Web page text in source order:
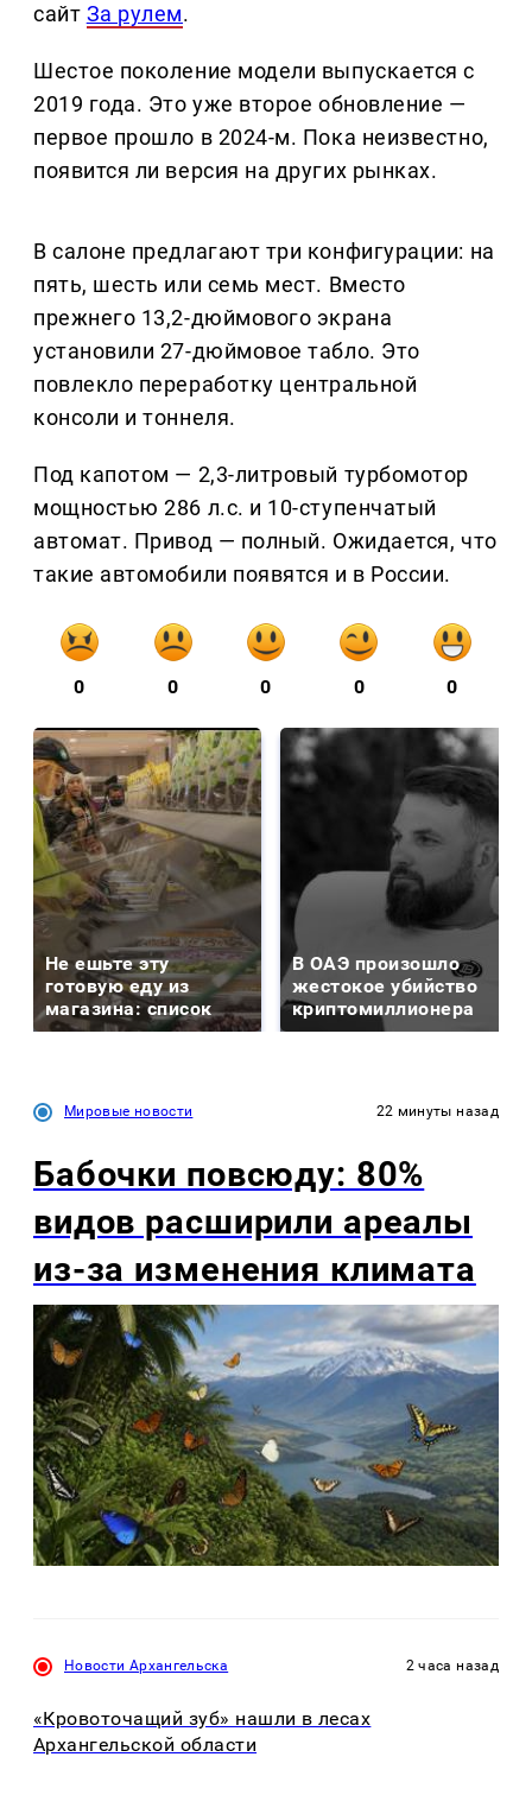
сайт За рулем.
Шестое поколение модели выпускается с
2019 года. Это уже второе обновление —
первое прошло в 2024-м. Пока неизвестно,
появится ли версия на других рынках.
В салоне предлагают три конфигурации: на
пять, шесть или семь мест. Вместо
прежнего 13,2-дюймового экрана
установили 27-дюймовое табло. Это
повлекло переработку центральной
консоли и тоннеля.
Под капотом — 2,3-литровый турбомотор
мощностью 286 л.с. и 10-ступенчатый
автомат. Привод — полный. Ожидается, что
такие автомобили появятся и в России.
0 0 0 0 0
Не ешьте эту
готовую еду из
магазина: список
В ОАЭ произошло
жестокое убийство
криптомиллионера
Мировые новости 22 минуты назад
Бабочки повсюду: 80%
видов расширили ареалы
из-за изменения климата
Новости Архангельска 2 часа назад
«Кровоточащий зуб» нашли в лесах
Архангельской области